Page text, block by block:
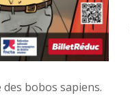
bobos sapiens.